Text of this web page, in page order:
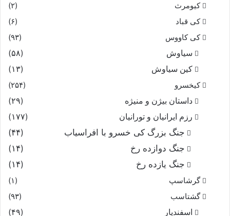
خرد را باندیشه اندر نشاند
کیومرث
(۲)
کی قباد
(۶)
کی کاووس
(۹۳)
سیاوش
(۵۸)
کین سیاوش
(۱۳)
کیخسرو
(۲۵۴)
داستان بیژن و منیژه
(۲۹)
رزم ایرانیان و تورانیان
(۱۷۷)
جنگ بزرگ کی خسرو با افراسیاب
(۴۴)
جنگ دوازده رخ
(۱۴)
جنگ یازده رخ
(۱۴)
گرشاسپ
(۱)
گشتاسب
(۹۳)
اسفندیار
(۴۹)